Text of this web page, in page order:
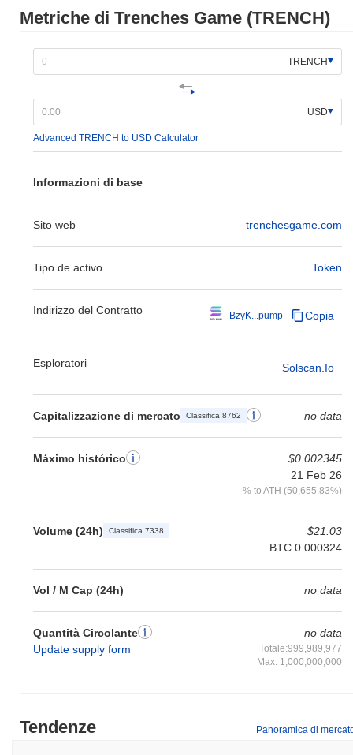
Metriche di Trenches Game (TRENCH)
TRENCH
USD
Advanced TRENCH to USD Calculator
Informazioni di base
Sito web trenchesgame.com
Tipo de activo Token
Indirizzo del Contratto BzyK...pump Copia
Esploratori Solscan.io
Capitalizzazione di mercato Classifica 8762 no data
Máximo histórico
$0.002345
21 Feb 26
% to ATH (50,655.83%)
Volume (24h) Classifica 7338
$21.03
BTC 0.000324
Vol / M Cap (24h) no data
Quantità Circolante
Update supply form
no data
Totale:999,989,977
Max: 1,000,000,000
Tendenze Panoramica di